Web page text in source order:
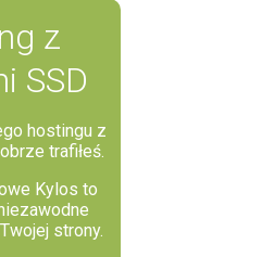
z
SSD
hostingu z
trafiłeś.
Kylos to
strony.